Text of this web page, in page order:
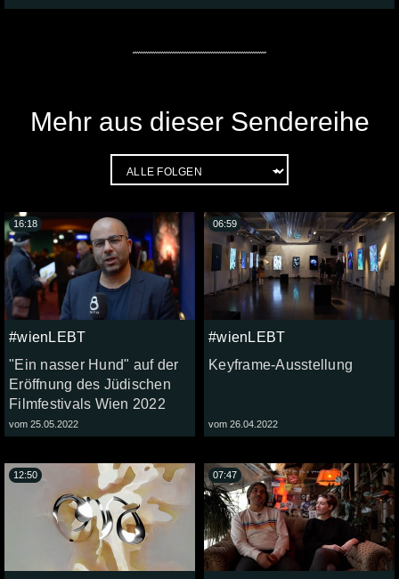
Mehr aus dieser Sendereihe
#wienLEBT
"Ein nasser Hund" auf der
Eröffnung des Jüdischen
Filmfestivals Wien 2022
vom 25.05.2022
16:18
#wienLEBT
Keyframe-Ausstellung
vom 26.04.2022
06:59
12:50 07:47